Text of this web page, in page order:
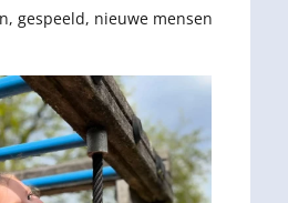
gespeeld, nieuwe mensen
beleefd? Lees snel